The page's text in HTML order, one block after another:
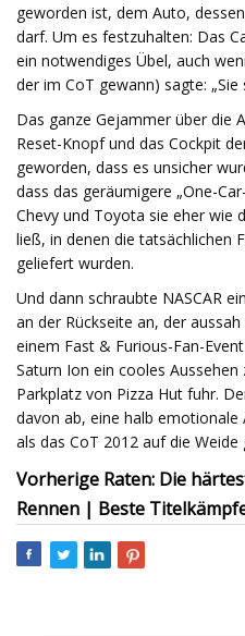
geworden ist, dem Auto,
darf. Um es festzuhalten: Das
ein notwendiges Übel, auch
der im CoT gewann) sagte: „Sie
Das ganze Gejammer über die
Reset-Knopf und das Cockpit
geworden, dass es unsicher
dass das geräumigere „One-
Chevy und Toyota sie eher wie
ließ, in denen die tatsächlichen
geliefert wurden.
Und dann schraubte NASCAR
an der Rückseite an, der
einem Fast & Furious-Fan-
Saturn Ion ein cooles
Parkplatz von Pizza Hut fuhr.
davon ab, eine halb emotionale
als das CoT 2012 auf die Weide
Vorherige Raten: Die
Rennen | Beste